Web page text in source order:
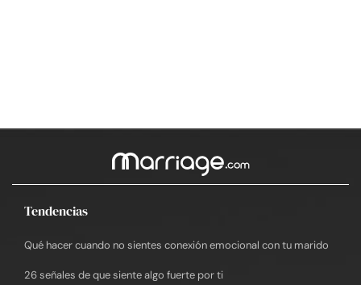
Tendencias
Qué hacer cuando no sientes conexión emocional con tu marido
26 señales de que siente algo fuerte por ti